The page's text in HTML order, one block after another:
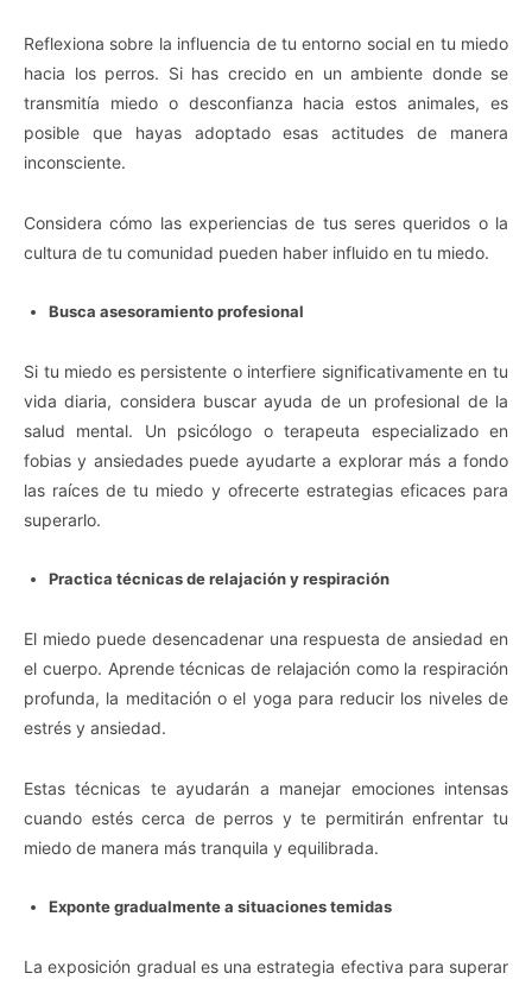
Reflexiona sobre la influencia de tu entorno social en tu miedo
hacia los perros. Si has crecido en un ambiente donde se
transmitía miedo o desconfianza hacia estos animales, es
posible que hayas adoptado esas actitudes de manera
inconsciente.
Considera cómo las experiencias de tus seres queridos o la
cultura de tu comunidad pueden haber influido en tu miedo.
Busca asesoramiento profesional
Si tu miedo es persistente o interfiere significativamente en tu
vida diaria, considera buscar ayuda de un profesional de la
salud mental. Un psicólogo o terapeuta especializado en
fobias y ansiedades puede ayudarte a explorar más a fondo
las raíces de tu miedo y ofrecerte estrategias eficaces para
superarlo.
Practica técnicas de relajación y respiración
El miedo puede desencadenar una respuesta de ansiedad en
el cuerpo. Aprende técnicas de relajación como la respiración
profunda, la meditación o el yoga para reducir los niveles de
estrés y ansiedad.
Estas técnicas te ayudarán a manejar emociones intensas
cuando estés cerca de perros y te permitirán enfrentar tu
miedo de manera más tranquila y equilibrada.
Exponte gradualmente a situaciones temidas
La exposición gradual es una estrategia efectiva para superar